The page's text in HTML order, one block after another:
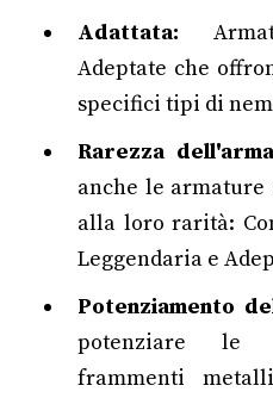
Adattata:
Adeptate che
specifici tipi di
Rarezza
anche le armature
alla loro rarità:
Leggendaria e
Potenziamento
potenziare le
frammenti